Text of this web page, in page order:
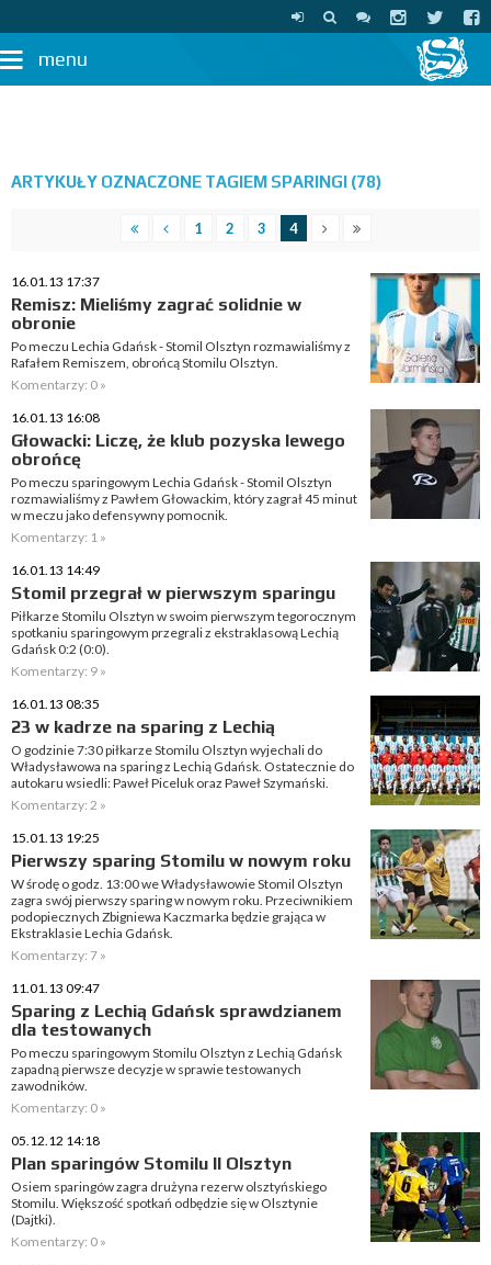
menu
ARTYKUŁY OZNACZONE TAGIEM SPARINGI (78)
1 2 3 4
16.01.13 17:37
Remisz: Mieliśmy zagrać solidnie w
obronie
Po meczu Lechia Gdańsk - Stomil Olsztyn rozmawialiśmy z
Rafałem Remiszem, obrońcą Stomilu Olsztyn.
Komentarzy: 0 »
16.01.13 16:08
Głowacki: Liczę, że klub pozyska lewego
obrońcę
Po meczu sparingowym Lechia Gdańsk - Stomil Olsztyn
rozmawialiśmy z Pawłem Głowackim, który zagrał 45 minut
w meczu jako defensywny pomocnik.
Komentarzy: 1 »
16.01.13 14:49
Stomil przegrał w pierwszym sparingu
Piłkarze Stomilu Olsztyn w swoim pierwszym tegorocznym
spotkaniu sparingowym przegrali z ekstraklasową Lechią
Gdańsk 0:2 (0:0).
Komentarzy: 9 »
16.01.13 08:35
23 w kadrze na sparing z Lechią
O godzinie 7:30 piłkarze Stomilu Olsztyn wyjechali do
Władysławowa na sparing z Lechią Gdańsk. Ostatecznie do
autokaru wsiedli: Paweł Piceluk oraz Paweł Szymański.
Komentarzy: 2 »
15.01.13 19:25
Pierwszy sparing Stomilu w nowym roku
W środę o godz. 13:00 we Władysławowie Stomil Olsztyn
zagra swój pierwszy sparing w nowym roku. Przeciwnikiem
podopiecznych Zbigniewa Kaczmarka będzie grająca w
Ekstraklasie Lechia Gdańsk.
Komentarzy: 7 »
11.01.13 09:47
Sparing z Lechią Gdańsk sprawdzianem
dla testowanych
Po meczu sparingowym Stomilu Olsztyn z Lechią Gdańsk
zapadną pierwsze decyzje w sprawie testowanych
zawodników.
Komentarzy: 0 »
05.12.12 14:18
Plan sparingów Stomilu II Olsztyn
Osiem sparingów zagra drużyna rezerw olsztyńskiego
Stomilu. Większość spotkań odbędzie się w Olsztynie
(Dajtki).
Komentarzy: 0 »